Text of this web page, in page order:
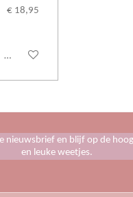
€ 18,95
Bekijk details
nieuwsbrief en blijf op de
en leuke weetjes.